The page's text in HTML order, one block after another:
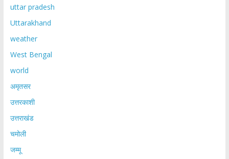
uttar pradesh
Uttarakhand
weather
West Bengal
world
अमृतसर
उत्तरकाशी
उत्तराखंड
चमोली
जम्मू